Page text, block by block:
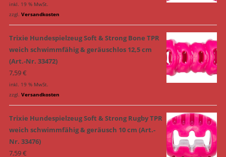
inkl. 19 % MwSt.
zzgl. Versandkosten
Trixie Hundespielzeug Soft & Strong Bone TPR
weich schwimmfähig & geräuschlos 12,5 cm
(Art.-Nr. 33472)
7,59€
inkl. 19 % MwSt.
zzgl. Versandkosten
Trixie Hundespielzeug Soft & Strong Rugby TPR
weich schwimmfähig & geräusch 10 cm (Art.-
Nr. 33476)
7,59€